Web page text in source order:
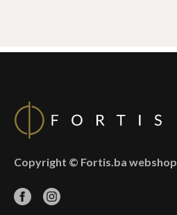
Copyright © Fortis.ba webshop